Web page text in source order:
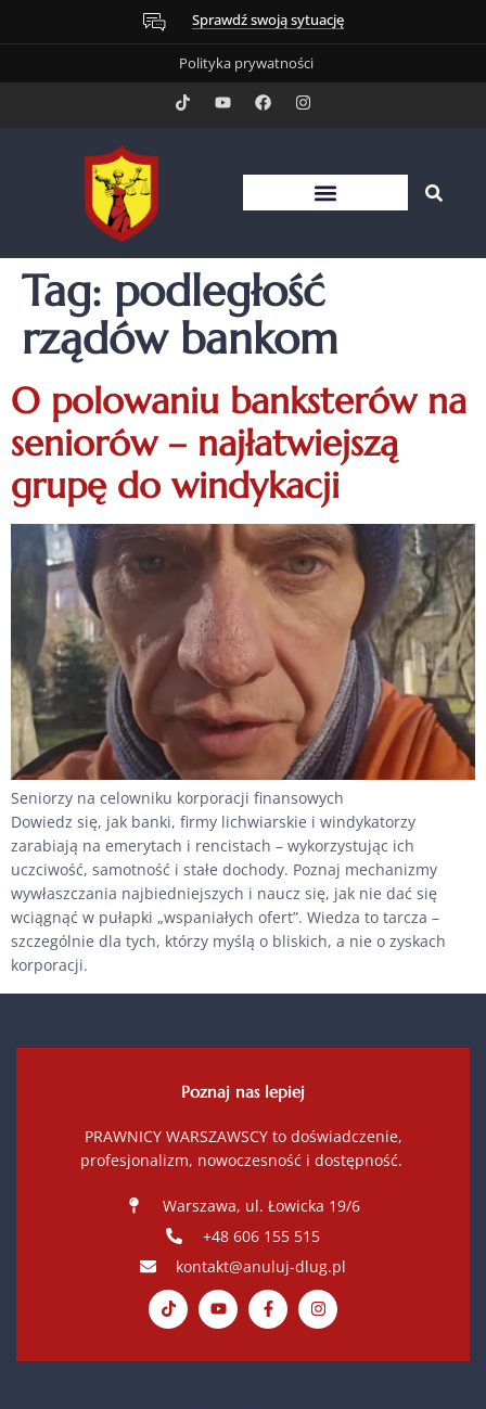
Sprawdź swoją sytuację
Polityka prywatności
Tag: podległość
rządów bankom
O polowaniu banksterów na
seniorów – najłatwiejszą
grupę do windykacji
Seniorzy na celowniku korporacji finansowych
Dowiedz się, jak banki, firmy lichwiarskie i windykatorzy
zarabiają na emerytach i rencistach – wykorzystując ich
uczciwość, samotność i stałe dochody. Poznaj mechanizmy
wywłaszczania najbiedniejszych i naucz się, jak nie dać się
wciągnąć w pułapki „wspaniałych ofert”. Wiedza to tarcza –
szczególnie dla tych, którzy myślą o bliskich, a nie o zyskach
korporacji.
Poznaj nas lepiej
PRAWNICY WARSZAWSCY to doświadczenie,
profesjonalizm, nowoczesność i dostępność.
Warszawa, ul. Łowicka 19/6
+48 606 155 515
kontakt@anuluj-dlug.pl